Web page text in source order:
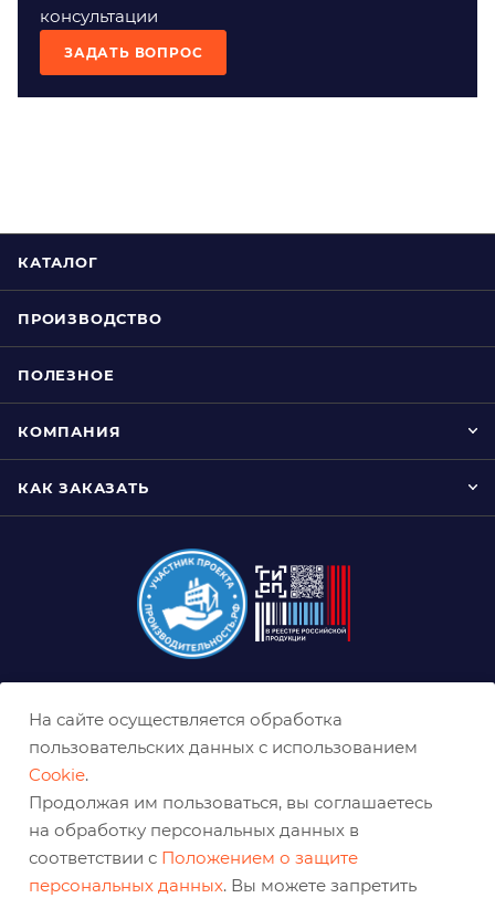
консультации
ЗАДАТЬ ВОПРОС
КАТАЛОГ
ПРОИЗВОДСТВО
ПОЛЕЗНОЕ
КОМПАНИЯ
КАК ЗАКАЗАТЬ
kazan@belabraziv.ru
На сайте осуществляется обработка
пользовательских данных с использованием
Cookie.
Продолжая им пользоваться, вы соглашаетесь
на обработку персональных данных в
соответствии с Положением о защите
персональных данных. Вы можете запретить